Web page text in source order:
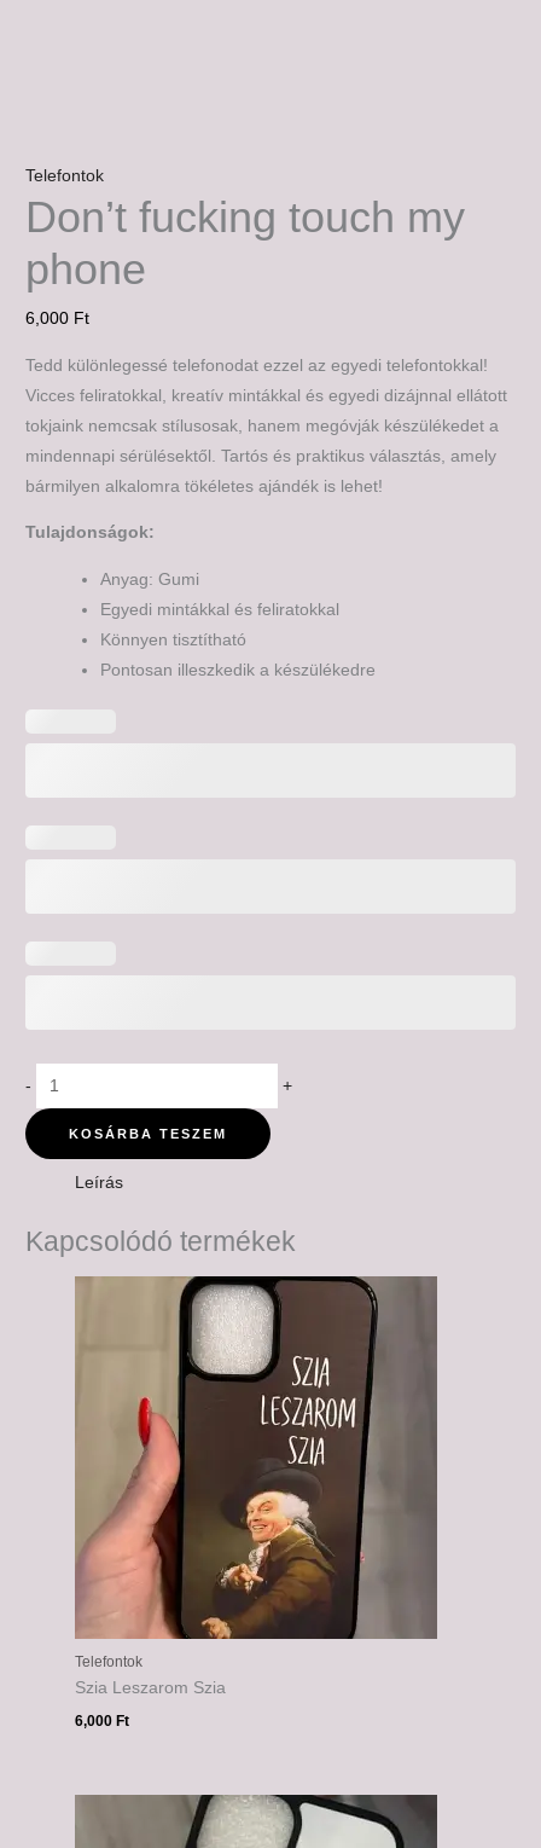
Telefontok
Don’t fucking touch my
phone
6,000 Ft
Tedd különlegessé telefonodat ezzel az egyedi telefontokkal!
Vicces feliratokkal, kreatív mintákkal és egyedi dizájnnal ellátott
tokjaink nemcsak stílusosak, hanem megóvják készülékedet a
mindennapi sérülésektől. Tartós és praktikus választás, amely
bármilyen alkalomra tökéletes ajándék is lehet!
Tulajdonságok:
Anyag: Gumi
Egyedi mintákkal és feliratokkal
Könnyen tisztítható
Pontosan illeszkedik a készülékedre
- +
KOSÁRBA TESZEM
Leírás
Kapcsolódó termékek
Telefontok
Szia Leszarom Szia
6,000 Ft